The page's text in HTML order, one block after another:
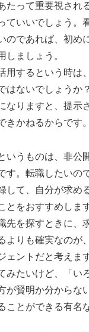
たって重要視され
ていいでしょう。
のであれば、初め
しましょう。
用するという時は
はないでしょうか
なりますと、提示
きかねるからです。
いうものは、非公
す。転職したいの
して、自分が求め
とをおすすめします
先を探すときに、
よりも確実なのが
ェントだと考えます
みたいけど、「い
が賢明か分からな
ことができる有名